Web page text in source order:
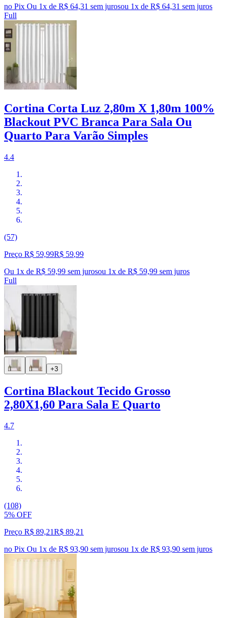
no Pix Ou 1x de R$ 64,31 sem jurosou 1x de R$ 64,31 sem juros
Full
Cortina Corta Luz 2,80m X 1,80m 100%
Blackout PVC Branca Para Sala Ou
Quarto Para Varão Simples
4.4
(57)
Preço R$ 59,99R$ 59,99
Ou 1x de R$ 59,99 sem jurosou 1x de R$ 59,99 sem juros
Full
+3
Cortina Blackout Tecido Grosso
2,80X1,60 Para Sala E Quarto
4.7
(108)
5% OFF
Preço R$ 89,21R$ 89,21
no Pix Ou 1x de R$ 93,90 sem jurosou 1x de R$ 93,90 sem juros